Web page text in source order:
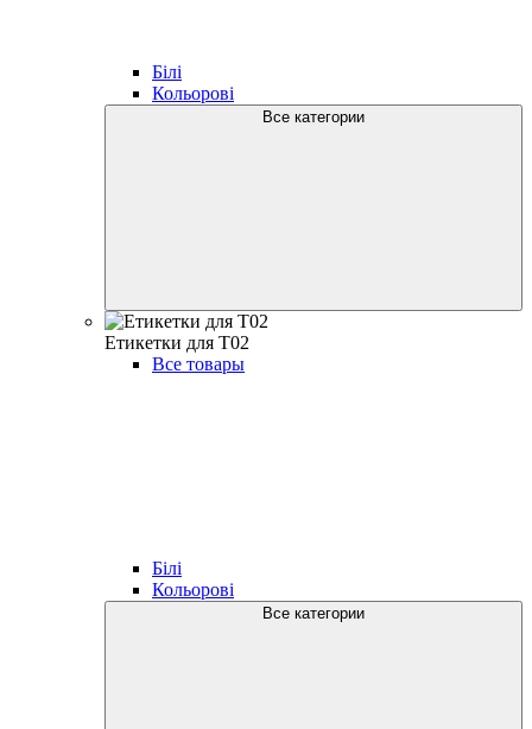
Білі
Кольорові
Все категории
Етикетки для T02
Все товары
Білі
Кольорові
Все категории